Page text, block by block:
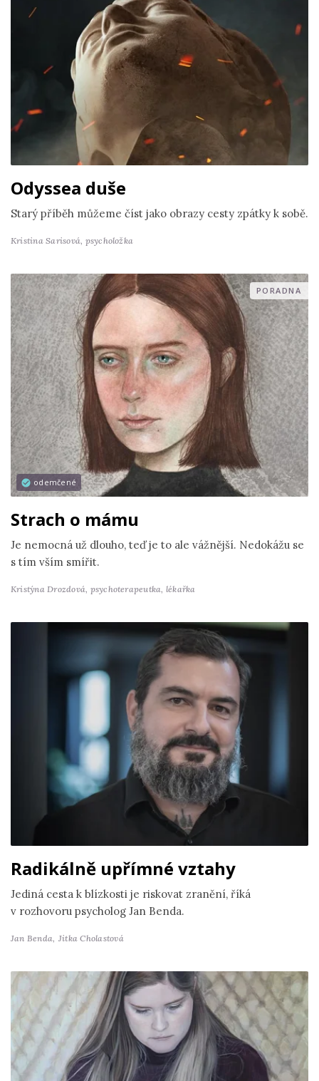
Odyssea duše
Starý příběh můžeme číst jako obrazy cesty zpátky k sobě.
Kristina Sarisová, psycholožka
odemčené
PORADNA
Strach o mámu
Je nemocná už dlouho, teď je to ale vážnější. Nedokážu se
s tím vším smířit.
Kristýna Drozdová, psychoterapeutka, lékařka
Radikálně upřímné vztahy
Jediná cesta k blízkosti je riskovat zranění, říká
v rozhovoru psycholog Jan Benda.
Jan Benda, Jitka Cholastová